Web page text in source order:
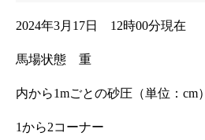
2024年3月17日 12時00分現在
馬場状態 重
内から1mごとの砂圧（単位：cm）
1から2コーナー